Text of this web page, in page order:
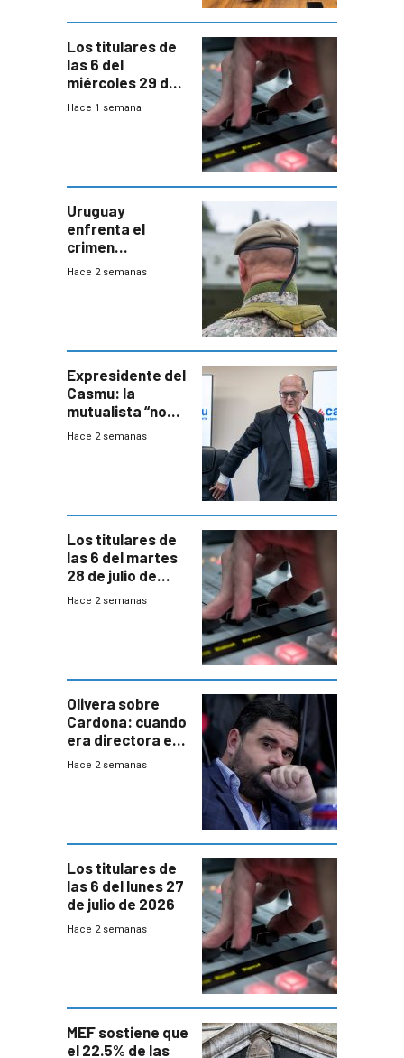
Los titulares de
las 6 del
miércoles 29 de
julio de 2026
Hace 1 semana
Uruguay
enfrenta el
crimen
organizado con
seguridad
Hace 2 semanas
Expresidente del
Casmu: la
mutualista “no
está para pagar”
Hace 2 semanas
Los titulares de
las 6 del martes
28 de julio de
2026
Hace 2 semanas
Olivera sobre
Cardona: cuando
era directora en
UTE “no era muy
Hace 2 semanas
Los titulares de
las 6 del lunes 27
de julio de 2026
Hace 2 semanas
MEF sostiene que
el 22.5% de las